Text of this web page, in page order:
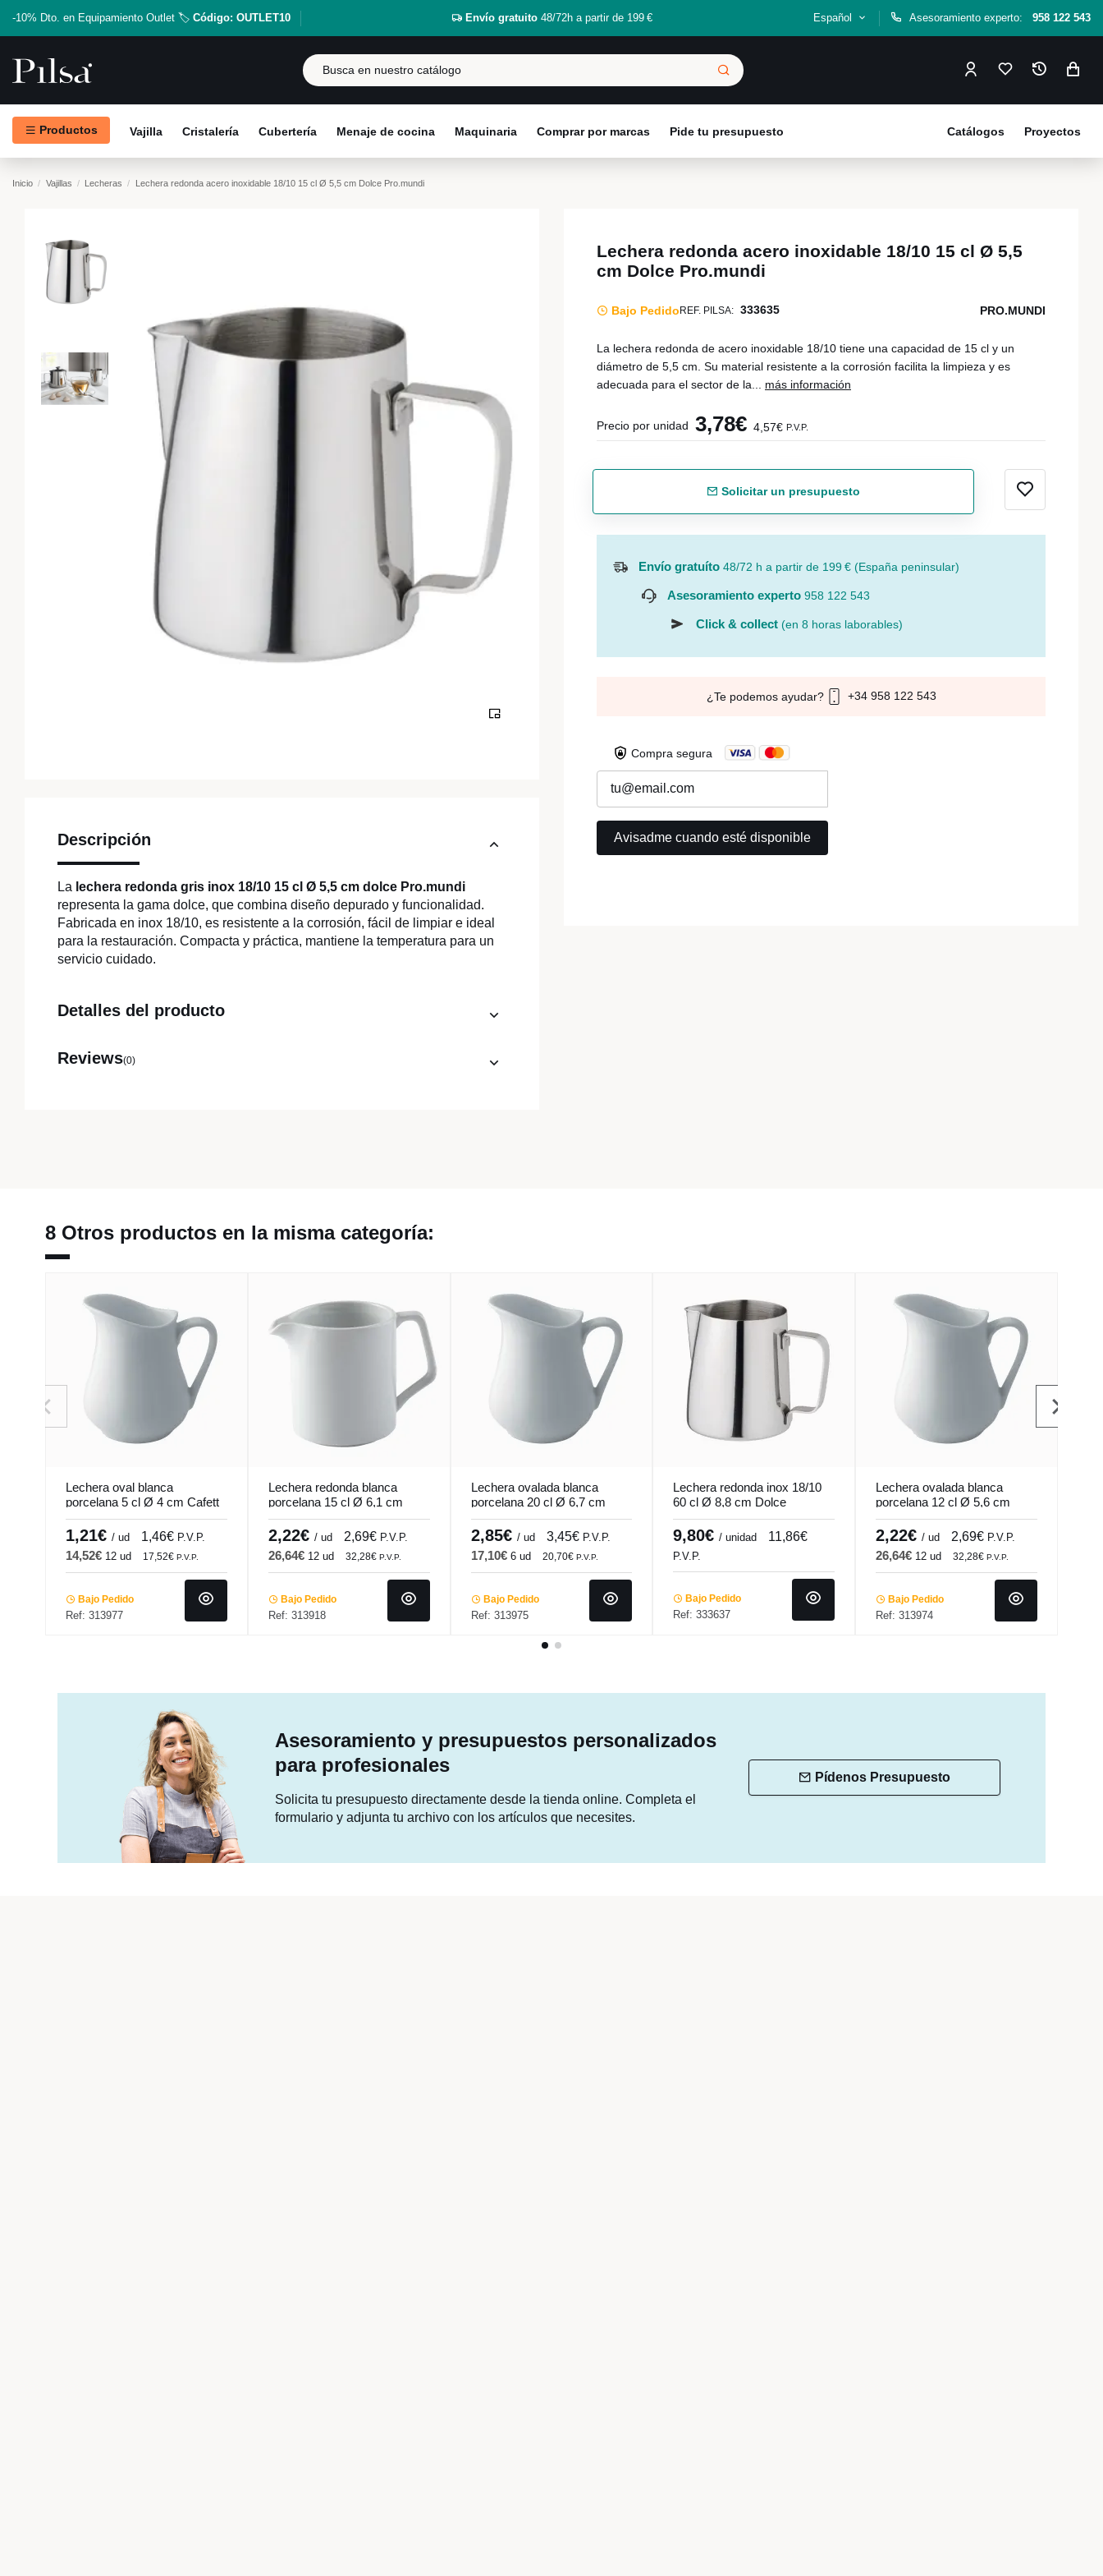
-10% Dto. en Equipamiento Outlet 🏷️ Código: OUTLET10 Envío gratuito48/72h a partir de 199 € Español Asesoramiento experto: 958 122 543
Productos Vajilla Cristalería Cubertería Menaje de cocina Maquinaria Comprar por marcas Pide tu presupuesto Proyectos
Catálogos
Inicio Vajillas Lecheras Lechera redonda acero inoxidable 18/10 15 cl Ø 5,5 cm Dolce Pro.mundi
Descripción
La lechera redonda gris inox 18/10 15 cl Ø 5,5 cm dolce Pro.mundi
representa la gama dolce, que combina diseño depurado y funcionalidad.
Fabricada en inox 18/10, es resistente a la corrosión, fácil de limpiar e ideal
para la restauración. Compacta y práctica, mantiene la temperatura para un
servicio cuidado.
Detalles del producto
Reviews(0)
Lechera redonda acero inoxidable 18/10 15 cl Ø 5,5
cm Dolce Pro.mundi
Bajo Pedido REF. PILSA: 333635 PRO.MUNDI
La lechera redonda de acero inoxidable 18/10 tiene una capacidad de 15 cl y un
diámetro de 5,5 cm. Su material resistente a la corrosión facilita la limpieza y es
adecuada para el sector de la... más información
Precio por unidad 3,78€ 4,57€ P.V.P.
Solicitar un presupuesto
Envío gratuíto 48/72 h a partir de 199 € (España peninsular)
Asesoramiento experto 958 122 543
Click & collect (en 8 horas laborables)
¿Te podemos ayudar? +34 958 122 543
Compra segura
8 Otros productos en la misma categoría:
Lechera oval blanca
porcelana 5 cl Ø 4 cm Cafett
Pro.mundi
1,21€ / ud 1,46€ P.V.P.
14,52€ 12 ud 17,52€ P.V.P.
Bajo Pedido
Ref: 313977
Lechera redonda blanca
porcelana 15 cl Ø 6,1 cm
Cafett Pro.mundi
2,22€ / ud 2,69€ P.V.P.
26,64€ 12 ud 32,28€ P.V.P.
Bajo Pedido
Ref: 313918
Lechera ovalada blanca
porcelana 20 cl Ø 6,7 cm
Cafett Pro.mundi
2,85€ / ud 3,45€ P.V.P.
17,10€ 6 ud 20,70€ P.V.P.
Bajo Pedido
Ref: 313975
Lechera redonda inox 18/10
60 cl Ø 8,8 cm Dolce
Pro.mundi
9,80€/ unidad 11,86€
P.V.P.
Bajo Pedido
Ref: 333637
Lechera ovalada blanca
porcelana 12 cl Ø 5,6 cm
Cafett Pro.mundi
2,22€/ ud 2,69€ P.V.P.
26,64€ 12 ud 32,28€P.V.P.
Bajo Pedido
Ref: 313974
Asesoramiento y presupuestos personalizados
para profesionales
Solicita tu presupuesto directamente desde la tienda online. Completa el
formulario y adjunta tu archivo con los artículos que necesites.
Pídenos Presupuesto